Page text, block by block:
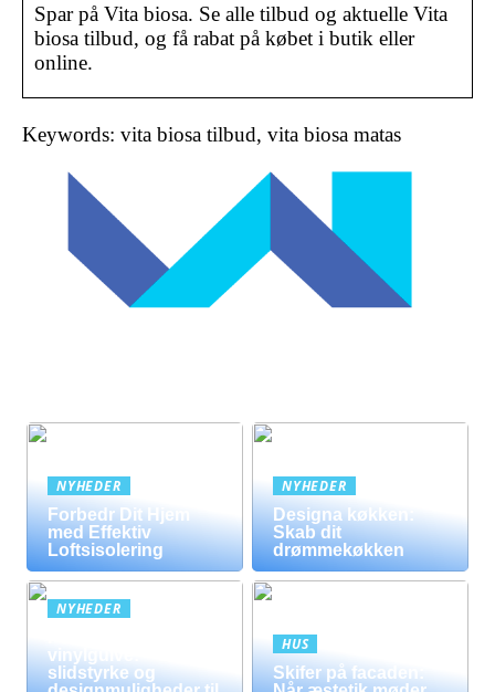
Spar på Vita biosa. Se alle tilbud og aktuelle Vita
biosa tilbud, og få rabat på købet i butik eller
online.
Keywords: vita biosa tilbud, vita biosa matas
NYHEDER
Forbedr Dit Hjem
med Effektiv
Loftsisolering
NYHEDER
Designa køkken:
Skab dit
drømmekøkken
NYHEDER
vinylgulve:
slidstyrke og
HUS
Skifer på facaden: